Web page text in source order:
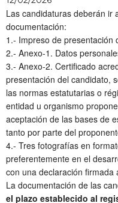
Las candidaturas deberán ir
documentación:
1.- Impreso de presentación
2.- Anexo-1. Datos
3.- Anexo-2. Certificado
presentación del candidato,
las normas estatutarias o
entidad u organismo
aceptación de las bases de
tanto por parte del
4.- Tres fotografías en
preferentemente en el
con una declaración firmada
La documentación de las
el plazo establecido al